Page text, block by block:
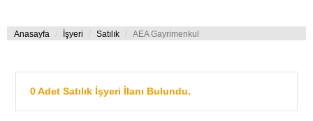
Anasayfa İşyeri Satılık AEA Gayrimenkul
0 Adet Satılık İşyeri İlanı Bulundu.